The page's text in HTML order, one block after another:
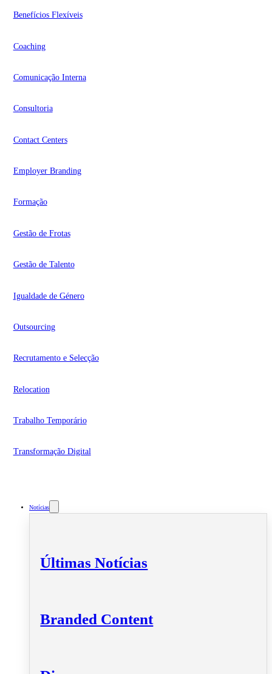
Benefícios Flexíveis
Coaching
Comunicação Interna
Consultoria
Contact Centers
Employer Branding
Formação
Gestão de Frotas
Gestão de Talento
Igualdade de Género
Outsourcing
Recrutamento e Selecção
Relocation
Trabalho Temporário
Transformação Digital
Notícias
Últimas Notícias
Branded Content